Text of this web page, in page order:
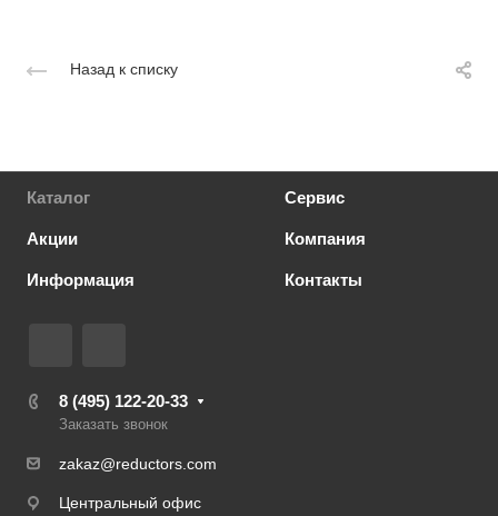
Назад к списку
Каталог Сервис
Акции Компания
Информация Контакты
8 (495) 122-20-33
Заказать звонок
zakaz@reductors.com
Центральный офис